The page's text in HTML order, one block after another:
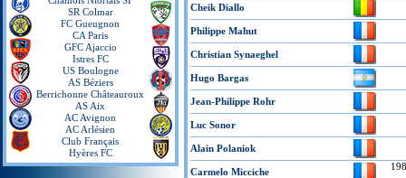
SR Colmar
FC Gueugnon
CA Paris
GFC Ajaccio
Istres FC
US Boulogne
AS Béziers
Berrichonne Châteauroux
AS Aix
AC Avignon
AC Arlésien
Club Français
Hyères FC
Cheik Diallo
Philippe Mahut
Christian Synaeghel
Hugo Bargas
Jean-Philippe Rohr
Luc Sonor
Alain Polaniok
Carmelo Micciche